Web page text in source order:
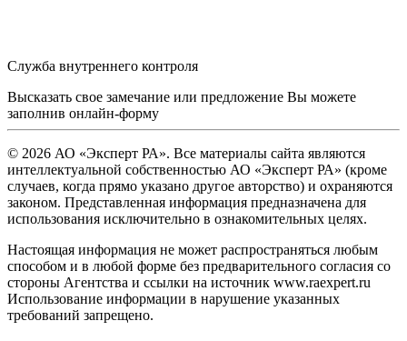
Служба внутреннего контроля
Высказать свое замечание или предложение Вы можете
заполнив онлайн-форму
© 2026 АО «Эксперт РА». Все материалы сайта являются
интеллектуальной собственностью АО «Эксперт РА» (кроме
случаев, когда прямо указано другое авторство) и охраняются
законом. Представленная информация предназначена для
использования исключительно в ознакомительных целях.
Настоящая информация не может распространяться любым
способом и в любой форме без предварительного согласия со
стороны Агентства и ссылки на источник www.raexpert.ru
Использование информации в нарушение указанных
требований запрещено.